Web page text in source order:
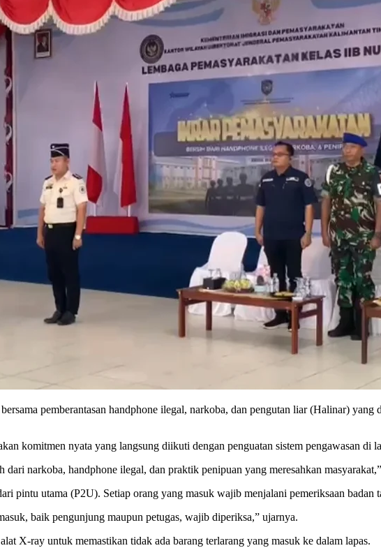
pemberantasan handphone ilegal, narkoba, dan pengutan liar (Halinar)
komitmen nyata yang langsung diikuti dengan penguatan sistem pengawasan di
narkoba, handphone ilegal, dan praktik penipuan yang meresahkan
pintu utama (P2U). Setiap orang yang masuk wajib menjalani pemeriksaan badan
baik pengunjung maupun petugas, wajib diperiksa,” ujarnya.
X-ray untuk memastikan tidak ada barang terlarang yang masuk ke dalam lapas.